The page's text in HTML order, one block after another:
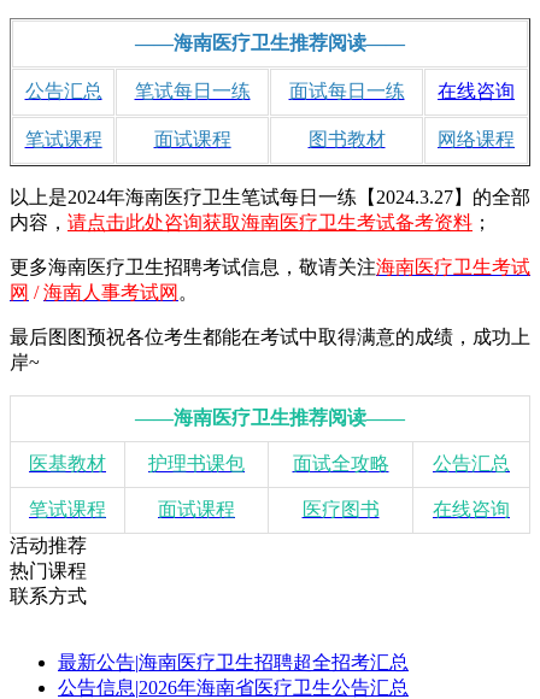
——海南医疗卫生推荐阅读——
公告汇总 笔试每日一练 面试每日一练 在线咨询
笔试课程 面试课程 图书教材 网络课程
以上是2024年海南医疗卫生笔试每日一练【2024.3.27】的全部
内容， 请点击此处咨询获取海南医疗卫生考试备考资料 ；
更多海南医疗卫生招聘考试信息，敬请关注海南医疗卫生考试
网 /海南人事考试网 。
最后图图预祝各位考生都能在考试中取得满意的成绩，成功上
岸~
——海南医疗卫生推荐阅读——
医基教材 护理书课包 面试全攻略 公告汇总
笔试课程 面试课程 医疗图书
在线咨询
活动推荐
热门课程
联系方式
最新公告|海南医疗卫生招聘超全招考汇总
公告信息|2026年海南省医疗卫生公告汇总